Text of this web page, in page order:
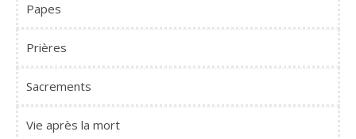
Papes
Prières
Sacrements
Vie après la mort